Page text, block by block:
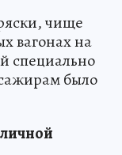
чище
вагонах на
специально
было